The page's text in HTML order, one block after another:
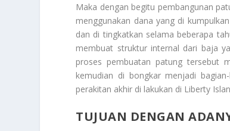
Maka dengan begitu pembangunan
menggunakan dana yang di
dan di tingkatkan selama beberapa
membuat struktur internal dari baja
proses pembuatan patung tersebut
kemudian di bongkar menjadi
perakitan akhir di lakukan di Liberty
TUJUAN DENGAN